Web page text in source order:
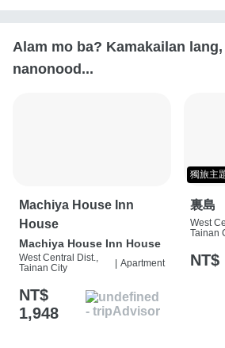
Alam mo ba? Kamakailan
nanonood...
Machiya House Inn
House
Machiya House Inn House
West Central Dist.,
Tainan City
Apartment
NT$
1,948
獨旅主
裏島
West
Tainan
NT$